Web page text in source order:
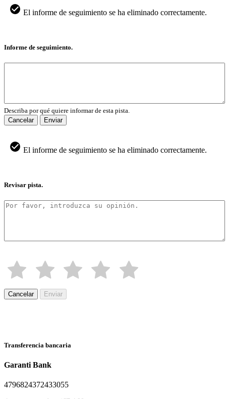
El informe de seguimiento se ha eliminado correctamente.
Informe de seguimiento.
Describa por qué quiere informar de esta pista.
Cancelar
Enviar
El informe de seguimiento se ha eliminado correctamente.
Revisar pista.
Cancelar Enviar
Transferencia bancaria
Garanti Bank
4796824372433055